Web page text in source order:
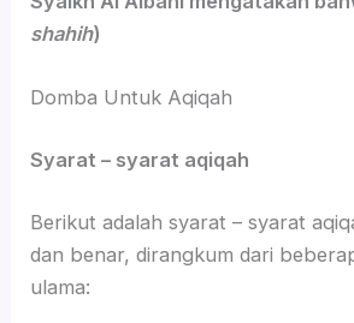
shahih)
Domba Untuk Aqiqah
Syarat – syarat aqiqah
Berikut adalah syarat – syarat
dan benar, dirangkum dari
ulama: